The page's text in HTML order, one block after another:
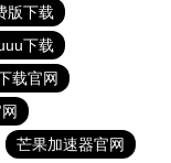
版下载
下载
载官网
芒果加速器官网